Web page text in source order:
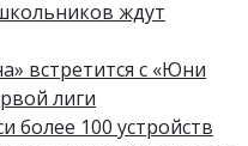
ждут
встретится с «Юни
лиги
более 100 устройств